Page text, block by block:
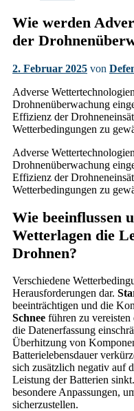
Wie werden
der
2. Februar 2025 von
Adverse
Drohnenüberwachung
Effizienz der
Wetterbedingungen zu
Adverse
Drohnenüberwachung
Effizienz der
Wetterbedingungen zu
Wie beeinflussen
Wetterlagen die
Drohnen?
Verschiedene
Herausforderungen dar.
beeinträchtigen und die
Schnee führen zu vereisten
die Datenerfassung
Überhitzung von
Batterielebensdauer
sich zusätzlich negativ auf
Leistung der Batterien
besondere Anpassungen,
sicherzustellen.